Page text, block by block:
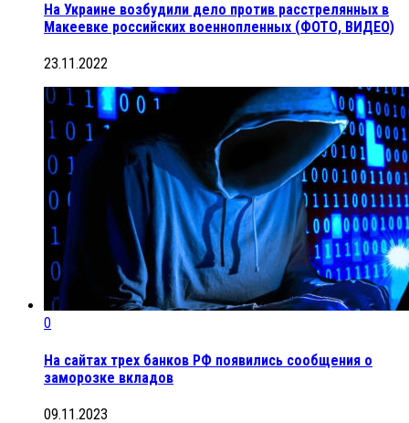
На Украине возбудили дело против расстрелянных в
Макеевке российских военнопленных (ФОТО, ВИДЕО)
23.11.2022
0
На сайтах трех банков РФ появились сообщения о
заморозке вкладов
09.11.2023